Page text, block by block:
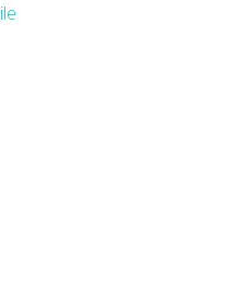
aériennes se